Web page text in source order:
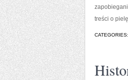
treści o
CATEGORIES: